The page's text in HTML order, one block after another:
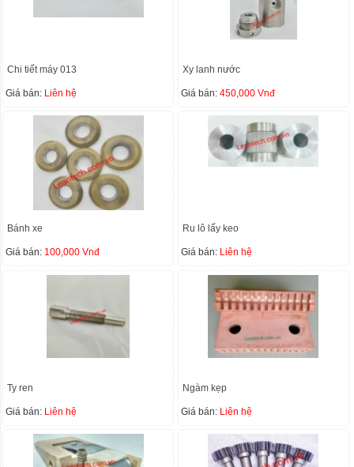
Chi tiết máy 013
Giá bán: Liên hệ
Xy lanh nước
Giá bán: 450,000 Vnđ
Bánh xe
Giá bán: 100,000 Vnđ
Ru lô lấy keo
Giá bán: Liên hệ
Ty ren
Giá bán: Liên hệ
Ngàm kẹp
Giá bán: Liên hệ